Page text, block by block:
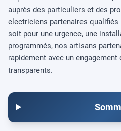
auprès des particuliers et des
electriciens partenaires qualifiés
soit pour une urgence, une
programmés, nos artisans
rapidement avec un
transparents.